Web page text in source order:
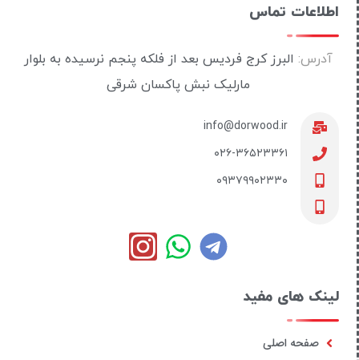
اطلاعات تماس
آدرس: البرز کرج فردیس بعد از فلکه پنجم نرسیده به بلوار
مارلیک نبش پاکسان شرقی
info@dorwood.ir
۰۲۶-۳۶۵۲۳۳۶۱
۰۹۳۷۹۹۰۲۳۳۰
لینک های مفید
صفحه اصلی